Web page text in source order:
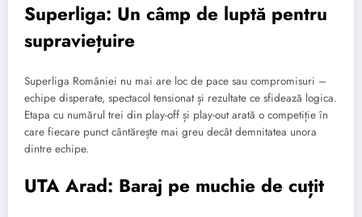
Superliga: Un câmp de luptă pentru
supraviețuire
Superliga României nu mai are loc de pace sau compromisuri –
echipe disperate, spectacol tensionat și rezultate ce sfidează logica.
Etapa cu numărul trei din play-off și play-out arată o competiție în
care fiecare punct cântărește mai greu decât demnitatea unora
dintre echipe.
UTA Arad: Baraj pe muchie de cuțit